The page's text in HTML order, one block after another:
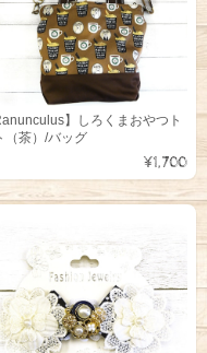
】しろくまおやつト
（茶）/バッグ
¥1,700